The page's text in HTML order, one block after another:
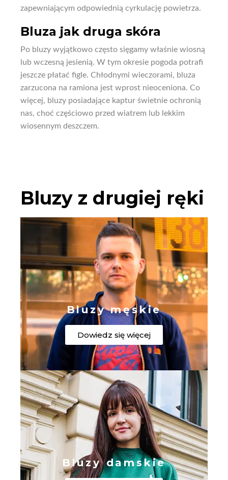
zapewniającym odpowiednią cyrkulację powietrza.
Bluza jak druga skóra
Po bluzy wyjątkowo często sięgamy właśnie wiosną
lub wczesną jesienią. W tym okresie pogoda potrafi
jeszcze płatać figle. Chłodnymi wieczorami, bluza
zarzucona na ramiona jest wprost nieoceniona. Co
więcej, bluzy posiadające kaptur świetnie ochronią
nas, choć częściowo przed wiatrem lub lekkim
wiosennym deszczem.
Bluzy z drugiej ręki
Bluzy męskie
Dowiedz się więcej
Bluzy damskie